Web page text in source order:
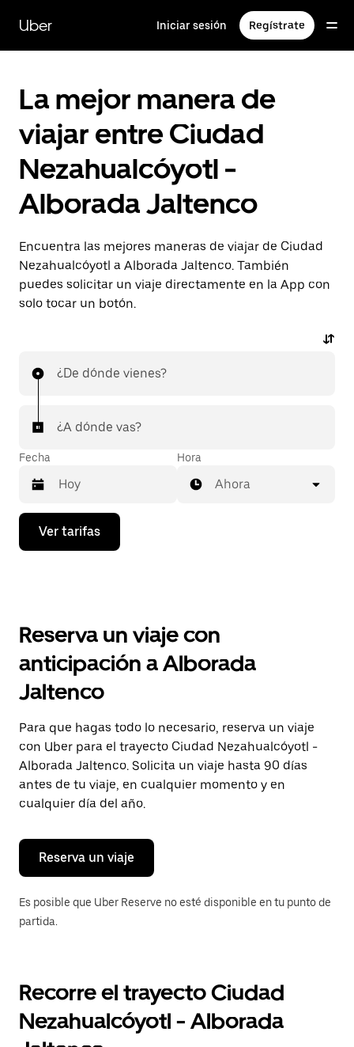
contenido
principal
Uber Iniciar sesión Regístrate
La mejor manera de
viajar entre Ciudad
Nezahualcóyotl -
Alborada Jaltenco
Encuentra las mejores maneras de viajar de Ciudad
Nezahualcóyotl a Alborada Jaltenco. También
puedes solicitar un viaje directamente en la App con
solo tocar un botón.
¿De dónde vienes?
¿A dónde vas?
Fecha
Presiona
flecha
el
y
selecciona
una
Presiona
la
tecla Esc
para
cerrar
el
calendario.
Hora
Ahora
Ver tarifas
Reserva un viaje con
anticipación a Alborada
Jaltenco
Para que hagas todo lo necesario, reserva un viaje
con Uber para el trayecto Ciudad Nezahualcóyotl -
Alborada Jaltenco. Solicita un viaje hasta 90 días
antes de tu viaje, en cualquier momento y en
cualquier día del año.
Reserva un viaje
Es posible que Uber Reserve no esté disponible en tu punto de
partida.
Recorre el trayecto Ciudad
Nezahualcóyotl - Alborada